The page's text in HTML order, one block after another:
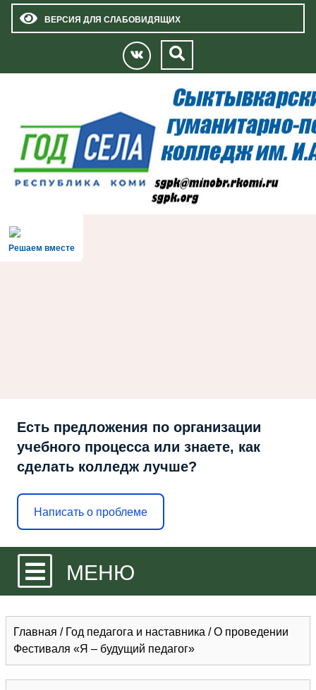
ВЕРСИЯ ДЛЯ СЛАБОВИДЯЩИХ
Решаем вместе
Есть предложения по организации
учебного процесса или знаете, как
сделать колледж лучше?
Написать о проблеме
МЕНЮ
Главная / Год педагога и наставника /О проведении
Фестиваля «Я – будущий педагог»